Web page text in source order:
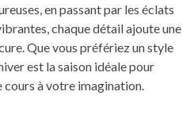
en passant par les éclats
chaque détail ajoute une
Que vous préfériez un style
est la saison idéale pour
à votre imagination.